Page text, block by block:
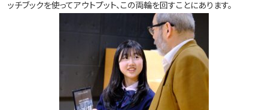
ッチブックを使ってアウトプット、この両輪を回すことにあります。